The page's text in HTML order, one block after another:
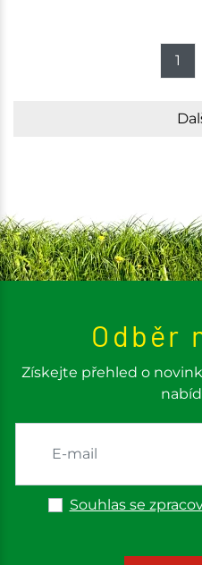
1
Odběr
Získejte přehled o
Souhlas se